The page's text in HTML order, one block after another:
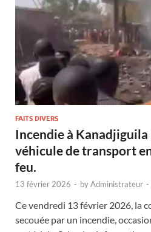
FAITS DIVERS
Incendie à Kanadjiguila
véhicule de transport
feu.
13 février 2026 - byAdministrateur -
Ce vendredi 13 février 2026, la
secouée par un incendie,